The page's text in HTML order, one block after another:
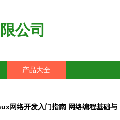
公司
产品大全
网络开发入门指南 网络编程基础与